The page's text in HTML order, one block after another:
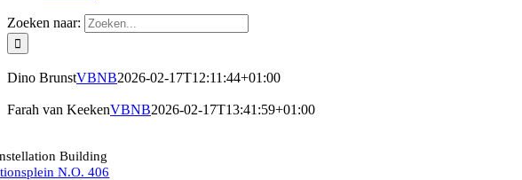
Zoeken naar:
Dino BrunstVBNB2026-02-17T12:11:44+01:00
Farah van KeekenVBNB2026-02-17T13:41:59+01:00
Building
N.O. 406